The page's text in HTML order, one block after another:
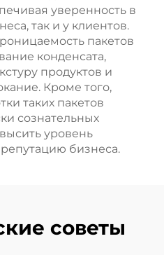
уверенность в
так и у клиентов.
пакетов
конденсата,
продуктов и
Кроме того,
таких пакетов
сознательных
уровень
бизнеса.
советы